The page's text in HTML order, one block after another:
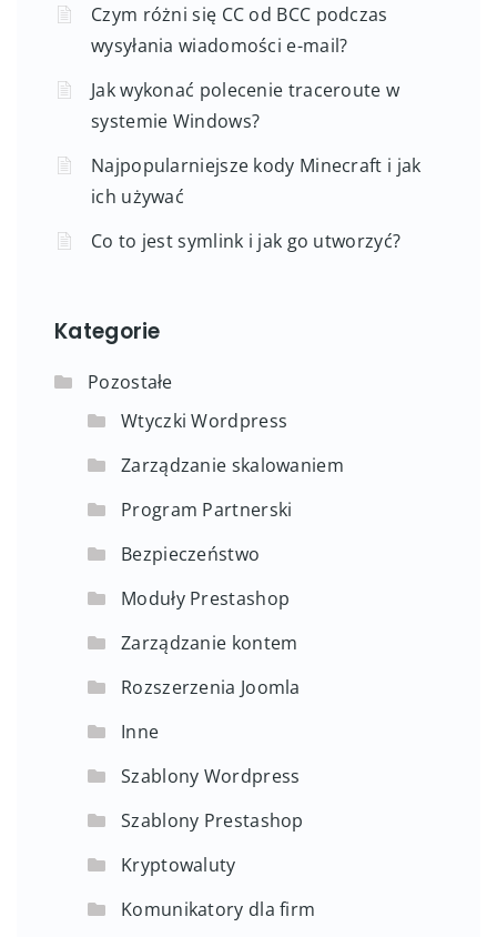
Czym różni się CC od BCC podczas
wysyłania wiadomości e-mail?
Jak wykonać polecenie traceroute w
systemie Windows?
Najpopularniejsze kody Minecraft i jak
ich używać
Co to jest symlink i jak go utworzyć?
Kategorie
Pozostałe
Wtyczki Wordpress
Zarządzanie skalowaniem
Program Partnerski
Bezpieczeństwo
Moduły Prestashop
Zarządzanie kontem
Rozszerzenia Joomla
Inne
Szablony Wordpress
Szablony Prestashop
Kryptowaluty
Komunikatory dla firm